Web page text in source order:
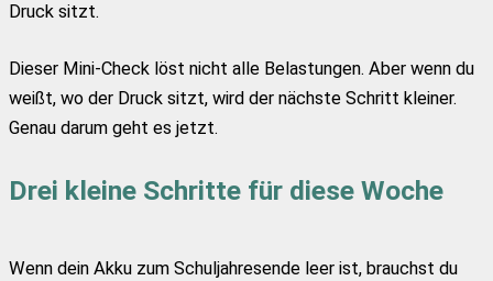
Druck sitzt.
Dieser Mini-Check löst nicht alle Belastungen. Aber wenn du
weißt, wo der Druck sitzt, wird der nächste Schritt kleiner.
Genau darum geht es jetzt.
Drei kleine Schritte für diese Woche
Wenn dein Akku zum Schuljahresende leer ist, brauchst du